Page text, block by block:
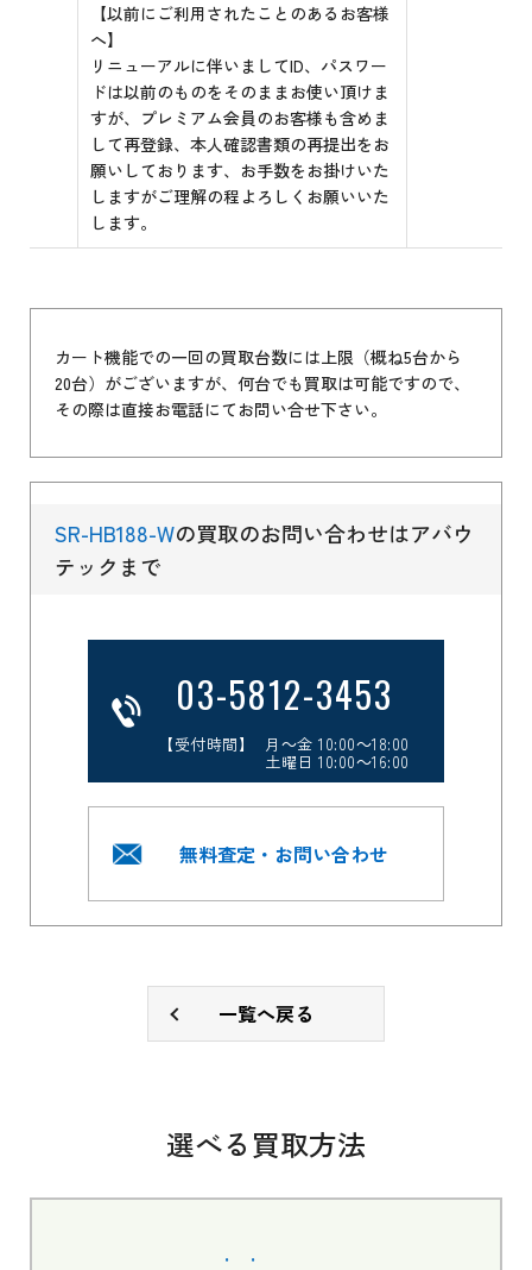
【以前にご利用されたことのあるお客様
へ】
リニューアルに伴いましてID、パスワー
ドは以前のものをそのままお使い頂けま
すが、プレミアム会員のお客様も含めま
して再登録、本人確認書類の再提出をお
願いしております、お手数をお掛けいた
しますがご理解の程よろしくお願いいた
します。
カート機能での一回の買取台数には上限（概ね5台から
20台）がございますが、何台でも買取は可能ですので、
その際は直接お電話にてお問い合せ下さい。
SR-HB188-Wの買取のお問い合わせはアバウ
テックまで
03-5812-3453
【受付時間】 月～金 10:00～18:00
土曜日 10:00～16:00
無料査定・お問い合わせ
一覧へ戻る
選べる買取方法